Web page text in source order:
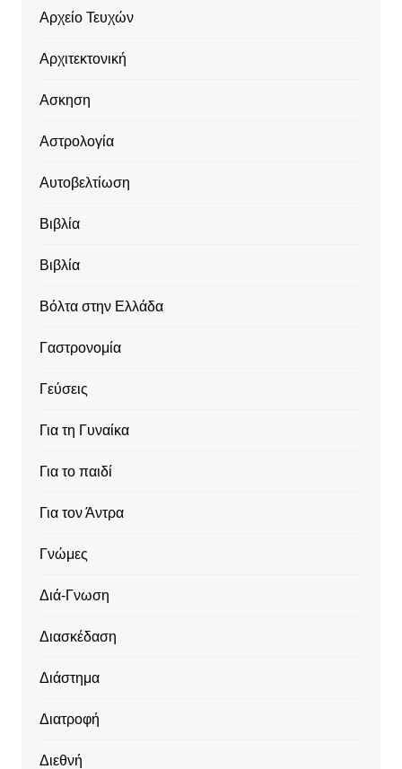
Αρχείο Τευχών
Αρχιτεκτονική
Ασκηση
Αστρολογία
Αυτοβελτίωση
Βιβλία
Βιβλία
Βόλτα στην Ελλάδα
Γαστρονομία
Γεύσεις
Για τη Γυναίκα
Για το παιδί
Για τον Άντρα
Γνώμες
Διά-Γνωση
Διασκέδαση
Διάστημα
Διατροφή
Διεθνή